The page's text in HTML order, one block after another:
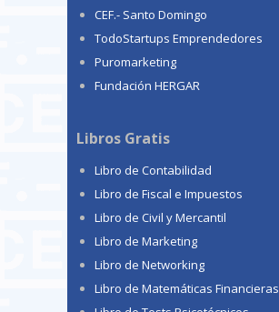
CEF.- Santo Domingo
TodoStartups Emprendedores
Puromarketing
Fundación HERGAR
Libros Gratis
Libro de Contabilidad
Libro de Fiscal e Impuestos
Libro de Civil y Mercantil
Libro de Marketing
Libro de Networking
Libro de Matemáticas Financieras